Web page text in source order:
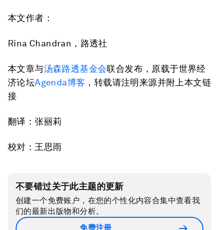
本文作者：
Rina Chandran，路透社
本文章与汤森路透基金会联合发布，原载于世界经
济论坛Agenda博客 ，转载请注明来源并附上本文链
接
翻译：张丽莉
校对：王思雨
不要错过关于此主题的更新
创建一个免费账户，在您的个性化内容合集中查看我
们的最新出版物和分析。
免费注册